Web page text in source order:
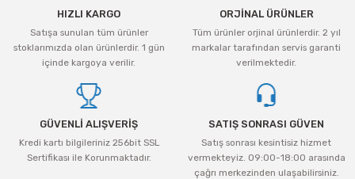
Ürün açıklamasında eksik bilgiler bulunuyor.
Ürün bilgilerinde hatalar bulunuyor.
Ürün fiyatı diğer sitelerden daha pahalı.
Bu ürüne benzer farklı alternatifler olmalı.
HIZLI KARGO
Satışa sunulan tüm ürünler
stoklarımızda olan ürünlerdir. 1 gün
içinde kargoya verilir.
ORJİNAL ÜRÜNLER
Tüm ürünler orjinal ürünlerdir. 2 yıl
markalar tarafından servis garanti
verilmektedir.
GÜVENLİ ALIŞVERİŞ
Kredi kartı bilgileriniz 256bit SSL
Sertifikası ile Korunmaktadır.
SATIŞ SONRASI GÜVEN
Satış sonrası kesintisiz hizmet
vermekteyiz. 09:00-18:00 arasında
çağrı merkezinden ulaşabilirsiniz.